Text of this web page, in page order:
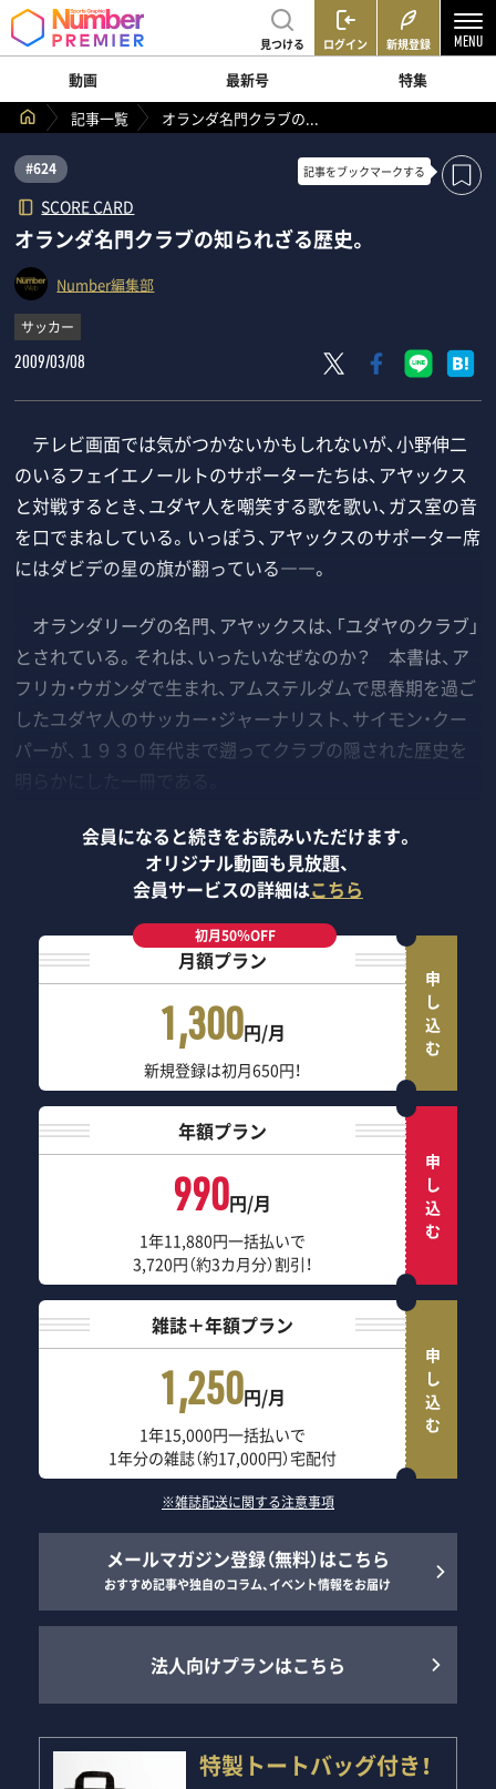
見つける ログイン 新規登録
動画 最新号
特集
記事一覧
オランダ名門クラブの...
#624
SCORE CARD
記事をブックマークする
オランダ名門クラブの知られざる歴史。
Number編集部
サッカー
2009/03/08
テレビ画面では気がつかないかもしれないが、小野伸二
のいるフェイエノールトのサポーターたちは、アヤックス
と対戦するとき、ユダヤ人を嘲笑する歌を歌い、ガス室の音
を口でまねしている。いっぽう、アヤックスのサポーター席
にはダビデの星の旗が翻っている――。
オランダリーグの名門、アヤックスは、「ユダヤのクラブ」
とされている。それは、いったいなぜなのか？ 本書は、ア
フリカ・ウガンダで生まれ、アムステルダムで思春期を過ご
したユダヤ人のサッカー・ジャーナリスト、サイモン・クー
パーが、１９３０年代まで遡ってクラブの隠された歴史を
会員になると続きをお読みいただけます。
オリジナル動画も見放題、
会員サービスの詳細はこちら
初月50％OFF
月額プラン
1,300円/月
新規登録は初月650円！
申し込む
年額プラン
990円/月
1年11,880円一括払いで
3,720円（約3カ月分）割引！
申し込む
雑誌＋年額プラン
1,250円/月
1年15,000円一括払いで
1年分の雑誌（約17,000円）宅配付
申し込む
※雑誌配送に関する注意事項
メールマガジン登録（無料）はこちら
おすすめ記事や独自のコラム、イベント情報をお届け
法人向けプランはこちら
特製トートバッグ付き！